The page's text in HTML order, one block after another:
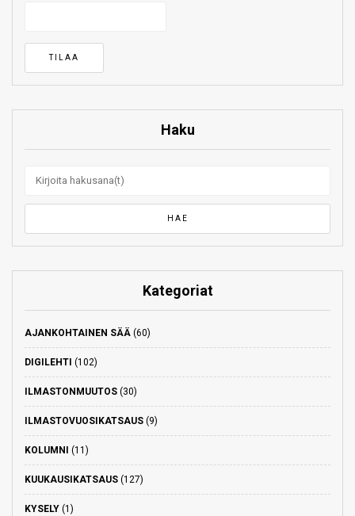
Haku
Kategoriat
AJANKOHTAINEN SÄÄ (60)
DIGILEHTI (102)
ILMASTONMUUTOS (30)
ILMASTOVUOSIKATSAUS (9)
KOLUMNI (11)
KUUKAUSIKATSAUS (127)
KYSELY (1)